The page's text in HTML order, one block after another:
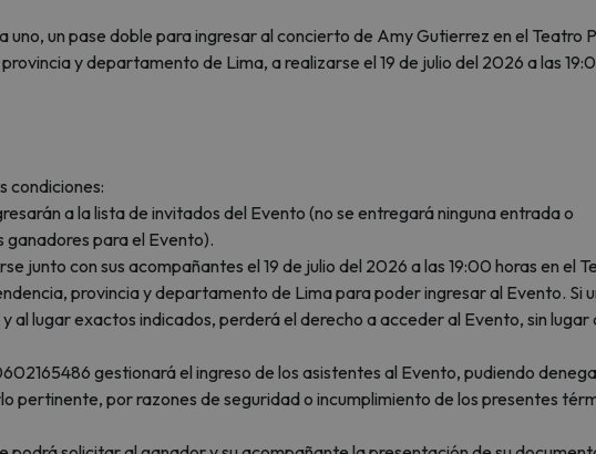
uno, un pase doble para ingresar al concierto de Amy Gutierrez en el Teatro
y departamento de Lima, a realizarse el 19 de julio del 2026 a las
condiciones:
a la lista de invitados del Evento (no se entregará ninguna entrada o
ganadores para el Evento).
junto con sus acompañantes el 19 de julio del 2026 a las 19:00 horas en el
provincia y departamento de Lima para poder ingresar al Evento. Si
al lugar exactos indicados, perderá el derecho a acceder al Evento, sin lugar
gestionará el ingreso de los asistentes al Evento, pudiendo
pertinente, por razones de seguridad o incumplimiento de los presentes